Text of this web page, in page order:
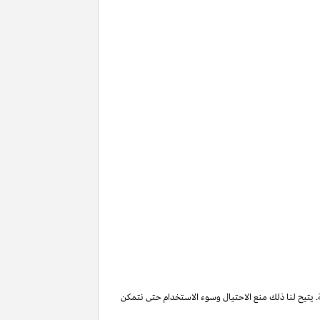
يتيح لنا ذلك منع الاحتيال وسوء الاستخدام حتى نتمكن